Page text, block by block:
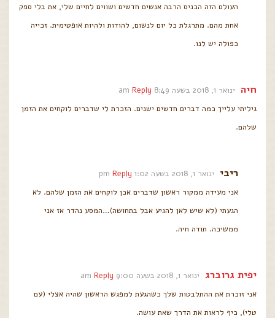
העולם הזה הכניס הרבה אנשים חדשים ושווים לחיים שלי, את בלי ספק
אחת מהם. מתרגלת כל יום לנשום, להודות ולהיות אופטימית. זכייה
כפולה יש לנו.
חיה ינואר 1, 2018 בשעה 8:49 am
Reply
גיליתי עלייך כמה דברים חדשים ישנים. הזכרת לי שדברים לוקחים את הזמן
שלהם.
ריבי ינואר 1, 2018 בשעה 1:02 pm
Reply
אני מעידה ממקור ראשון שדברים אכן לוקחים את הזמן שלהם. לא
הגעתי (לא שיש לאן להגיע אבל בתחושה)…המסע נהדר אז אני
ממשיכה. תודה חיה.
יפית גרוברג ינואר 1, 2018 בשעה 9:00 am
Reply
אני זוכרת את ההתלבטות שלך כשהגעת למפגש הראשון שהיה אצלי (עם
טלי), כיף לראות את הדרך שאת עושה.